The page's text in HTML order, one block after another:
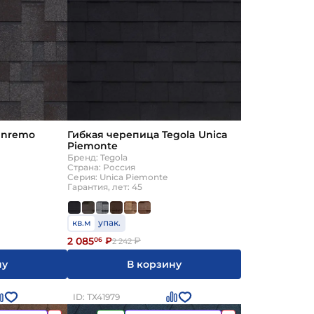
Гибкая черепица Tegola Unica
Piemonte
Бренд: Tegola
Страна: Россия
Серия: Unica Piemonte
Гарантия, лет: 45
кв.м упак.
2 08506 ₽2 242₽
В корзину
ID: ТХ41979